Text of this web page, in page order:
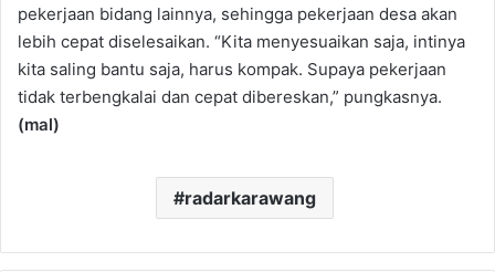
pekerjaan bidang lainnya, sehingga pekerjaan desa akan
lebih cepat diselesaikan. “Kita menyesuaikan saja, intinya
kita saling bantu saja, harus kompak. Supaya pekerjaan
tidak terbengkalai dan cepat dibereskan,” pungkasnya.
(mal)
radarkarawang